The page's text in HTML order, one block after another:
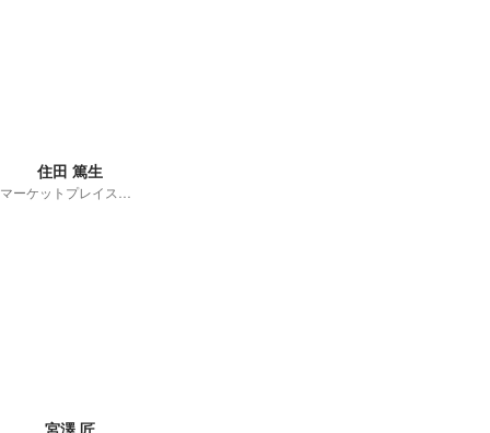
住田 篤生
宮澤 匠